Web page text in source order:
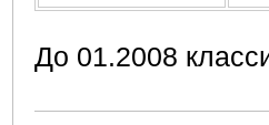
До 01.2008